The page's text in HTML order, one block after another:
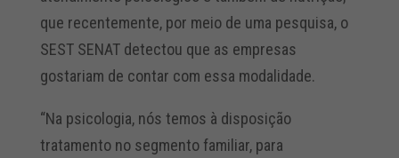
que recentemente, por meio de uma pesquisa, o
SEST SENAT detectou que as empresas
gostariam de contar com essa modalidade.
“Na psicologia, nós temos à disposição
tratamento no segmento familiar, para